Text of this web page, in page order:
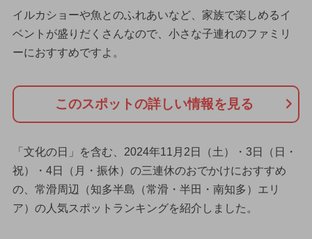
イルカショーや魚とのふれあいなど、家族で楽しめるイ
ベントが盛りだくさんなので、小さな子連れのファミリ
ーにおすすめですよ。
このスポットの詳しい情報を見る
「文化の日」を含む、2024年11月2日（土）・3日（日・
祝）・4日（月・振休）の三連休のおでかけにおすすめ
の、常滑周辺（知多半島（常滑・半田・南知多）エリ
ア）の人気スポットランキングを紹介しました。